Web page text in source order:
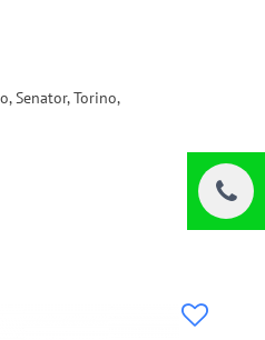
Senator, Torino,